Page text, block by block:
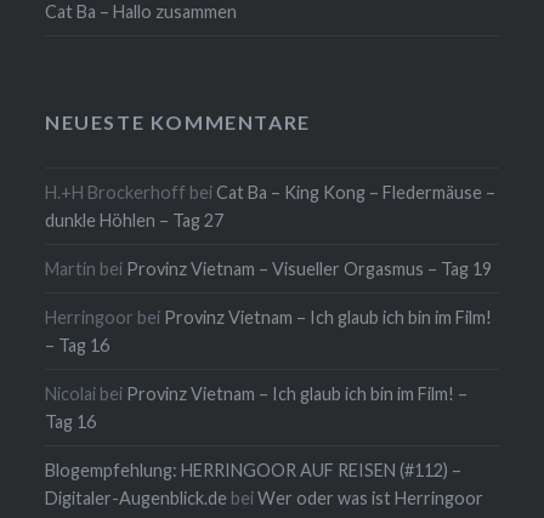
Cat Ba – Hallo zusammen
NEUESTE KOMMENTARE
H.+H Brockerhoff bei Cat Ba – King Kong – Fledermäuse –
dunkle Höhlen – Tag 27
Martin bei Provinz Vietnam – Visueller Orgasmus – Tag 19
Herringoor bei Provinz Vietnam – Ich glaub ich bin im Film!
– Tag 16
Nicolai bei Provinz Vietnam – Ich glaub ich bin im Film! –
Tag 16
Blogempfehlung: HERRINGOOR AUF REISEN (#112) –
Digitaler-Augenblick.de beiWer oder was ist Herringoor